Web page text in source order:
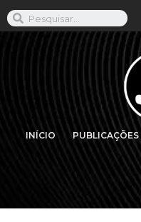
INÍCIO PUBLICAÇÕES